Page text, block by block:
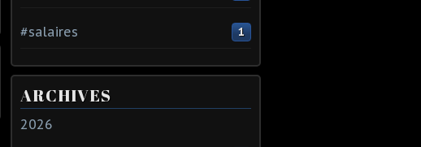
#salaires 1
ARCHIVES
2026